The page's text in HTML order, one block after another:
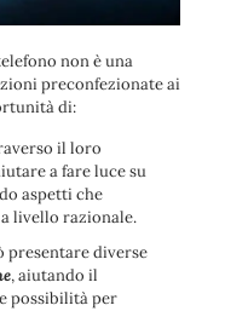
non è una
preconfezionate ai
di:
il loro
a fare luce su
aspetti che
livello razionale.
presentare diverse
, aiutando il
possibilità per